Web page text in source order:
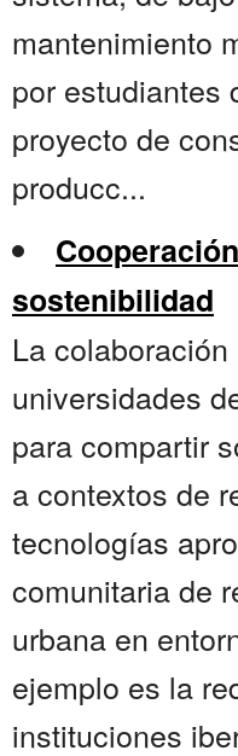
mantenimiento
por estudiantes
proyecto de
producc...
sostenibilidad
La
universidades
para compartir
a contextos de
tecnologías
comunitaria de
urbana en
ejemplo es la
instituciones